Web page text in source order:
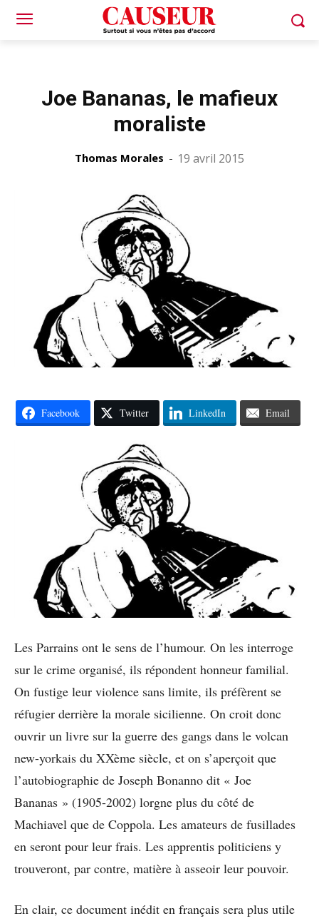
Joe Bananas, le mafieux
moraliste
Thomas Morales - 19 avril 2015
Facebook Twitter LinkedIn Email
Les Parrains ont le sens de l’humour. On les interroge
sur le crime organisé, ils répondent honneur familial.
On fustige leur violence sans limite, ils préfèrent se
réfugier derrière la morale sicilienne. On croit donc
ouvrir un livre sur la guerre des gangs dans le volcan
new-yorkais du XXème siècle, et on s’aperçoit que
l’autobiographie de Joseph Bonanno dit « Joe
Bananas » (1905-2002) lorgne plus du côté de
Machiavel que de Coppola. Les amateurs de fusillades
en seront pour leur frais. Les apprentis politiciens y
trouveront, par contre, matière à asseoir leur pouvoir.
En clair, ce document inédit en français sera plus utile